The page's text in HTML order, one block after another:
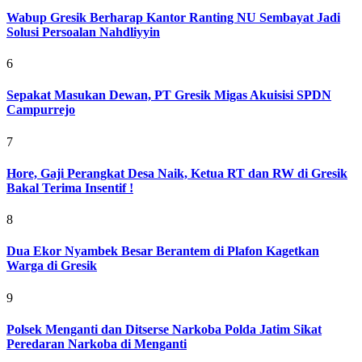
Wabup Gresik Berharap Kantor Ranting NU Sembayat Jadi
Solusi Persoalan Nahdliyyin
6
Sepakat Masukan Dewan, PT Gresik Migas Akuisisi SPDN
Campurrejo
7
Hore, Gaji Perangkat Desa Naik, Ketua RT dan RW di Gresik
Bakal Terima Insentif !
8
Dua Ekor Nyambek Besar Berantem di Plafon Kagetkan
Warga di Gresik
9
Polsek Menganti dan Ditserse Narkoba Polda Jatim Sikat
Peredaran Narkoba di Menganti